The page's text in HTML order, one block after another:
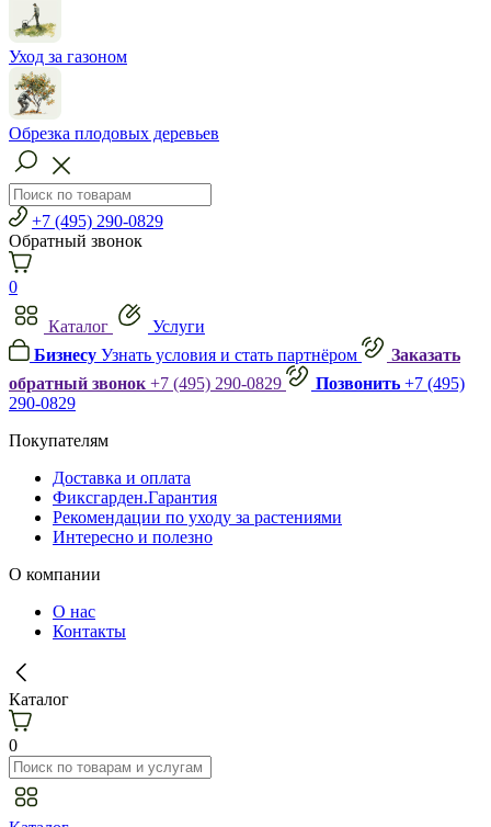
Уход за газоном
Обрезка плодовых деревьев
+7 (495) 290-0829
Обратный звонок
0
Каталог
Услуги
Бизнесу Узнать условия и стать партнёром
Заказать
обратный звонок +7 (495) 290-0829 Позвонить +7 (495)
290-0829
Покупателям
Доставка и оплата
Фиксгарден.Гарантия
Рекомендации по уходу за растениями
Интересно и полезно
О компании
О нас
Контакты
Каталог
0